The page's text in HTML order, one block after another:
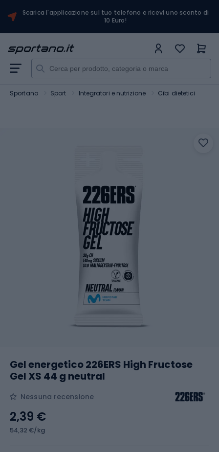
Scarica l'applicazione sul tuo telefono e ricevi uno sconto di
10 Euro!
Sportano Sport Integratori e nutrizione Cibi dietetici
Gel energetico 226ERS High Fructose
Gel XS 44 g neutral
Nessuna recensione
2,39 €
54,32 €/kg